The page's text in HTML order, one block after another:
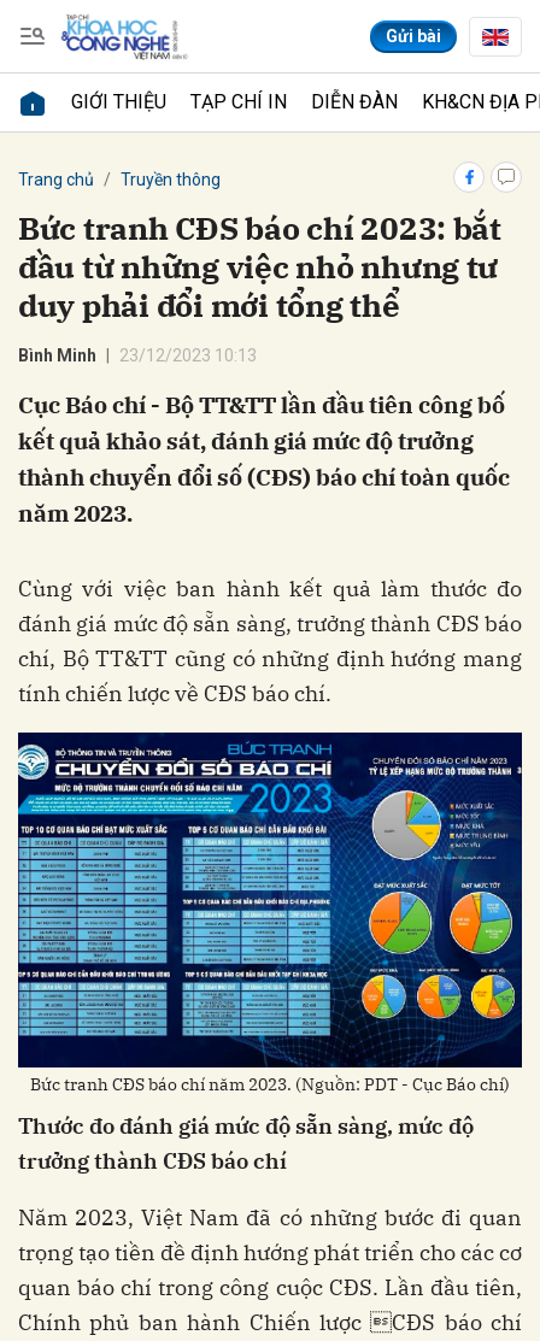
Gửi bài
GIỚI THIỆU TẠP CHÍ IN DIỄN ĐÀN KH&CN ĐỊA
Trang chủ Truyền thông
Bức tranh CĐS báo chí 2023: bắt
đầu từ những việc nhỏ nhưng tư
duy phải đổi mới tổng thể
Bình Minh 23/12/2023 10:13
Cục Báo chí - Bộ TT&TT lần đầu tiên công bố
kết quả khảo sát, đánh giá mức độ trưởng
thành chuyển đổi số (CĐS) báo chí toàn quốc
năm 2023.
Cùng với việc ban hành kết quả làm thước đo
đánh giá mức độ sẵn sàng, trưởng thành CĐS báo
chí, Bộ TT&TT cũng có những định hướng mang
tính chiến lược về CĐS báo chí.
Bức tranh CĐS báo chí năm 2023. (Nguồn: PDT - Cục Báo chí)
Thước đo đánh giá mức độ sẵn sàng, mức độ
trưởng thành CĐS báo chí
Năm 2023, Việt Nam đã có những bước đi quan
trọng tạo tiền đề định hướng phát triển cho các cơ
quan báo chí trong công cuộc CĐS. Lần đầu tiên,
Chính phủ ban hành Chiến lược CĐS báo chí
Gửi bình luận
Hủy Gửi